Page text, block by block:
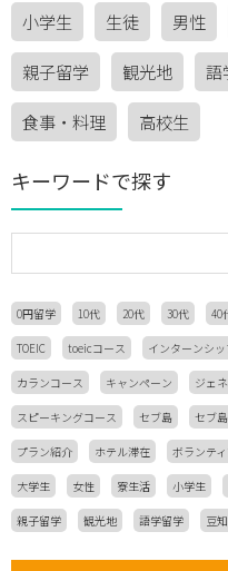
小学生 生徒 男性
親子留学 観光地 語
食事・料理 高校生
キーワードで探す
0円留学 10代 20代 30代 40
TOEIC toeicコース インターンシ
カランコース キャンペーン ジェ
スピーキングコース セブ島 セブ
プラン紹介 ホテル滞在 ボランテ
大学生 女性 寮生活 小学生
親子留学 観光地 語学留学 豆